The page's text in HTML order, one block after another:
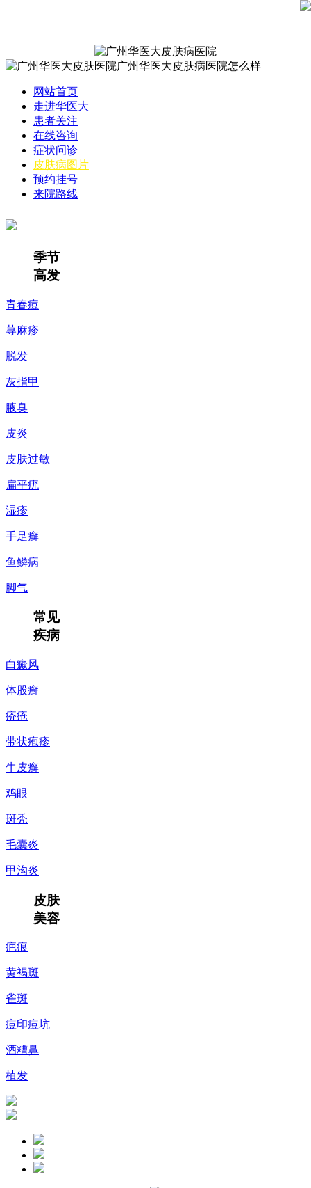
网站首页
走进华医大
患者关注
在线咨询
症状问诊
皮肤病图片
预约挂号
来院路线
季节
高发
青春痘
荨麻疹
脱发
灰指甲
腋臭
皮炎
皮肤过敏
扁平疣
湿疹
手足癣
鱼鳞病
脚气
常见
疾病
白癜风
体股癣
疥疮
带状疱疹
牛皮癣
鸡眼
斑秃
毛囊炎
甲沟炎
皮肤
美容
疤痕
黄褐斑
雀斑
痘印痘坑
酒糟鼻
植发